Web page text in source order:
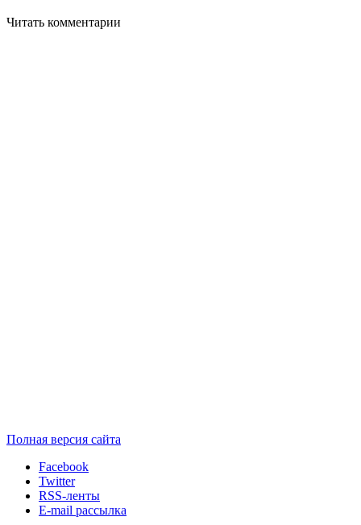
Читать комментарии
Полная версия сайта
Facebook
Twitter
RSS-ленты
E-mail рассылка